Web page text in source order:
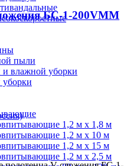
пыли
влажной уборки
уборки
1,2 м х 1,8 м
1,2 м х 10 м
1,2 м х 15 м
1,2 м х 2,5 м
БС-1-200VММ